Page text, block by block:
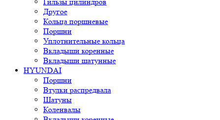
Другое
Кольца поршневые
Поршни
Уплотнительные кольца
Вкладыши коренные
Вкладыши шатунные
HYUNDAI
Поршни
Втулки распредвала
Шатуны
Коленвалы